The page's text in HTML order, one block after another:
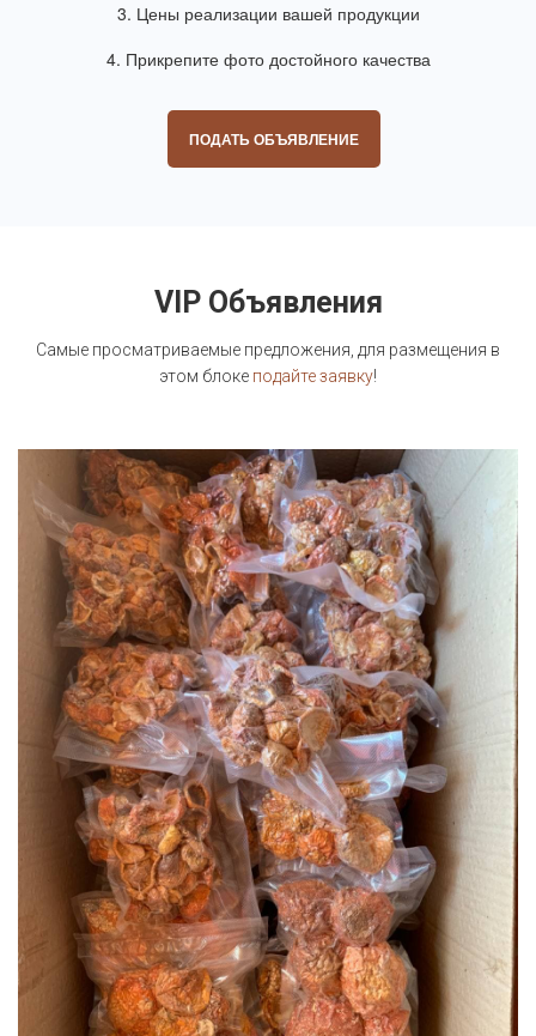
3. Цены реализации вашей продукции
4. Прикрепите фото достойного качества
ПОДАТЬ ОБЪЯВЛЕНИЕ
VIP Объявления
Самые просматриваемые предложения, для размещения в
этом блоке подайте заявку!